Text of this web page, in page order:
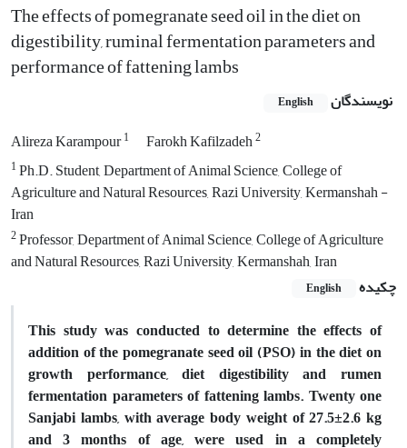
The effects of pomegranate seed oil in the diet on
digestibility, ruminal fermentation parameters and
performance of fattening lambs
نویسندگان English
Alireza Karampour1 Farokh Kafilzadeh2
1Ph.D. Student, Department of Animal Science, College of
Agriculture and Natural Resources, Razi University, Kermanshah -
Iran
2Professor, Department of Animal Science, College of Agriculture
and Natural Resources, Razi University, Kermanshah, Iran
چکیده
English
This study was conducted to determine the effects of
addition of the pomegranate seed oil (PSO) in the diet on
growth performance, diet digestibility and rumen
fermentation parameters of fattening lambs. Twenty one
Sanjabi lambs, with average body weight of 27.5±2.6 kg
and 3 months of age, were used in a completely